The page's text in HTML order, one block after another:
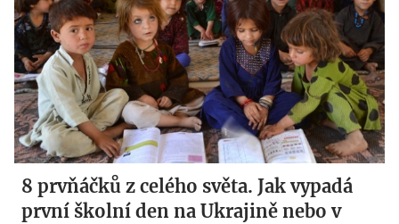
8 prvňáčků z celého světa. Jak vypadá
první školní den na Ukrajině nebo v